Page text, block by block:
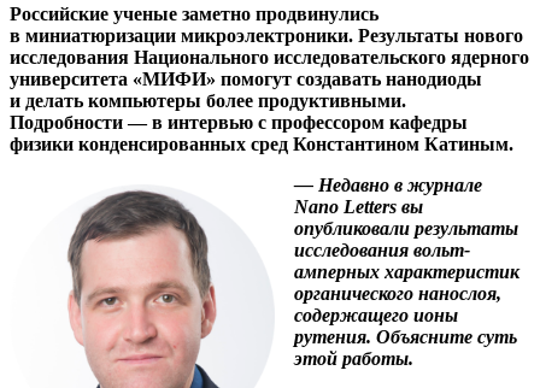
Российские ученые заметно продвинулись
в миниатюризации микроэлектроники. Результаты нового
исследования Национального исследовательского ядерного
университета «МИФИ» помогут создавать нанодиоды
и делать компьютеры более продуктивными.
Подробности — ​в интервью с профессором кафедры
физики конденсированных сред Константином Катиным.
— Недавно в журнале
Nano Letters вы
опубликовали результаты
исследования вольт-
амперных характеристик
органического нанослоя,
содержащего ионы
рутения. Объясните суть
этой работы.